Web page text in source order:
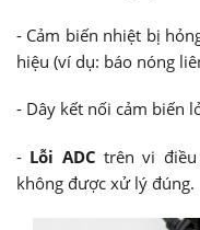
- Cảm biến nhiệt bị
hiệu (ví dụ: báo nóng
- Dây kết nối cảm biến
- Lỗi ADC trên vi
không được xử lý đúng.